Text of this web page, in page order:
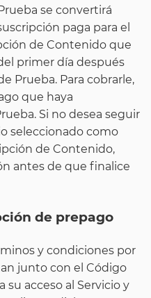
se convertirá
paga para el
de Contenido que
primer día después
Prueba. Para cobrarle,
que haya
Si no desea seguir
seleccionado como
de Contenido,
antes de que finalice
de prepago
y condiciones por
junto con el Código
acceso al Servicio y